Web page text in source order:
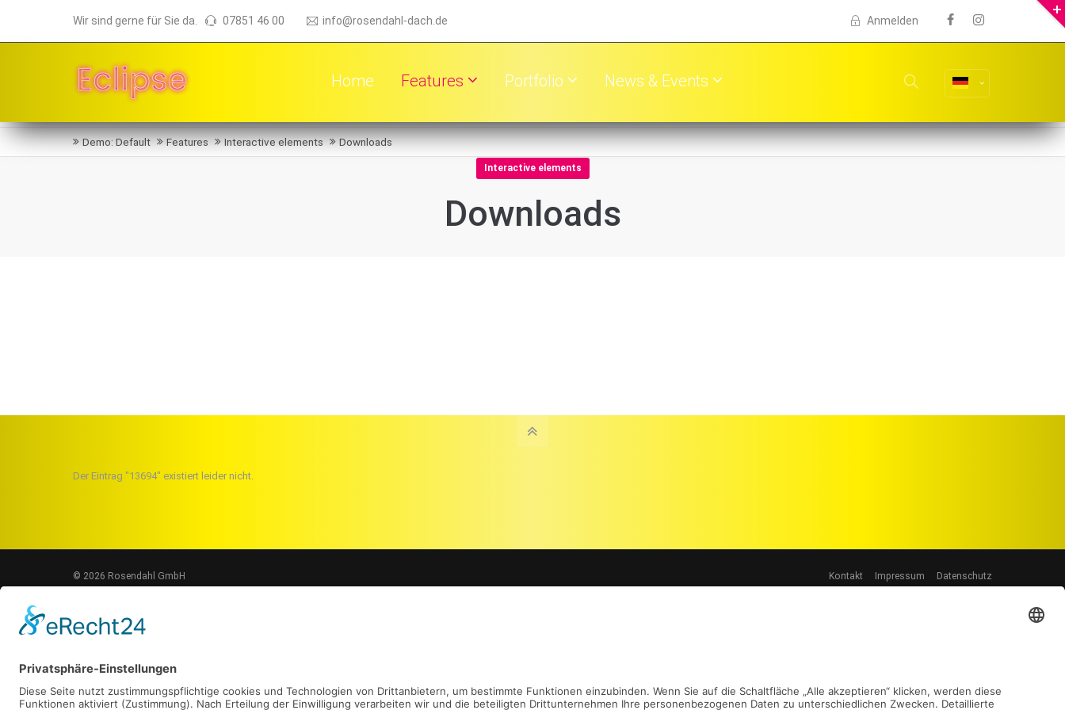
Wir sind gerne für Sie da. 07851 46 00 info@rosendahl-dach.de Anmelden
Home Features Portfolio News & Events
Demo: Default Features Interactive elements Downloads
Interactive elements
Downloads
Der Eintrag "13694" existiert leider nicht.
© 2026 Rosendahl GmbH Kontakt Impressum Datenschutz